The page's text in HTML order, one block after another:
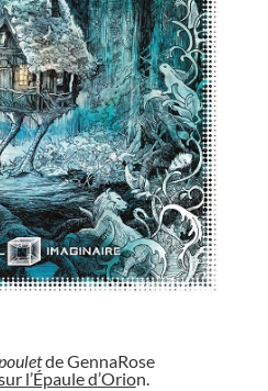
de GennaRose
l’Épaule d’Orion.